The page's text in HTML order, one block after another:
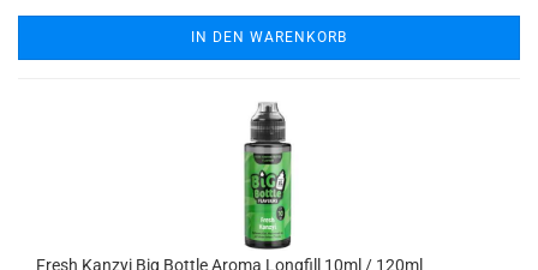
IN DEN WARENKORB
Fresh Kanzyi Big Bottle Aroma Longfill 10ml / 120ml